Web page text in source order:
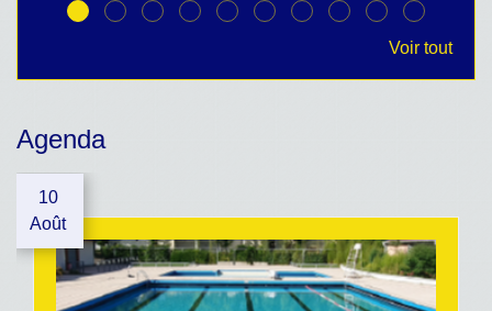
Voir tout
Agenda
10
Août